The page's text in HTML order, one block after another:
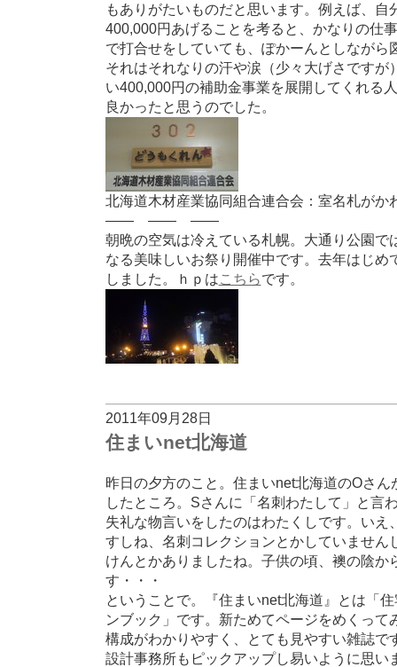
もありがたいものだと思います。例えば、自
400,000円あげることを考ると、かなりの仕
で打合せをしていても、ぽかーんとしながら
それはそれなりの汗や涙（少々大げさですが
い400,000円の補助金事業を展開してくれる
良かったと思うのでした。
北海道木材産業協同組合連合会：室名札がか
—— —— ——
朝晩の空気は冷えている札幌。大通り公園で
なる美味しいお祭り開催中です。去年はじめ
しました。ｈｐはこちらです。
2011年09月28日
住まいnet北海道
昨日の夕方のこと。住まいnet北海道のOさ
したところ。Sさんに「名刺わたして」と言
失礼な物言いをしたのはわたくしです。いえ
すしね、名刺コレクションとかしていません
けんとかありましたね。子供の頃、襖の陰か
す・・・
ということで。『住まいnet北海道』とは「
ンブック」です。新ためてページをめくって
構成がわかりやすく、とても見やすい雑誌で
設計事務所もピックアップし易いように思い